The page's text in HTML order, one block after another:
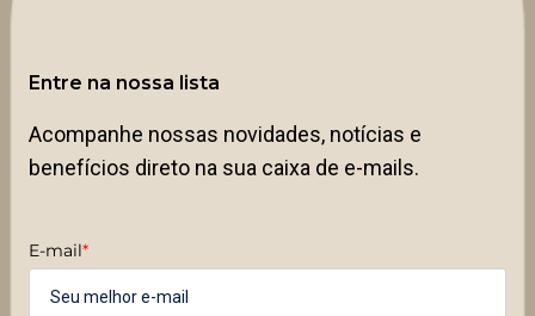
Entre na nossa lista
Acompanhe nossas novidades, notícias e
benefícios direto na sua caixa de e-mails.
E-mail*